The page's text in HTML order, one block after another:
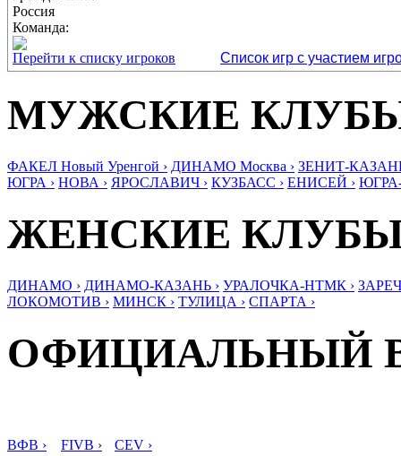
Россия
Команда:
Перейти к списку игроков
Список игр с участием
МУЖСКИЕ
ФАКЕЛ Новый Уренгой › ДИНАМО Москва › ЗЕНИТ-
ЮГРА › НОВА › ЯРОСЛАВИЧ › КУЗБАСС › ЕНИСЕЙ ›
ЖЕНСКИЕ
ДИНАМО › ДИНАМО-КАЗАНЬ › УРАЛОЧКА-НТМК ›
ЛОКОМОТИВ › МИНСК › ТУЛИЦА › СПАРТА ›
ОФИЦИАЛЬНЫЙ
ВФВ › FIVB › CEV ›